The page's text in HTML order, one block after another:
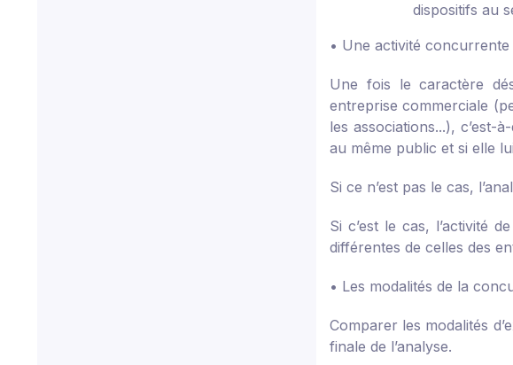
dispositifs au
• Une activité concurrente
Une fois le caractère
entreprise commerciale
les associations...), c’est-
au même public et si elle
Si ce n’est pas le cas,
Si c’est le cas, l’activité
différentes de celles des
• Les modalités de la
Comparer les modalités
finale de l’analyse.